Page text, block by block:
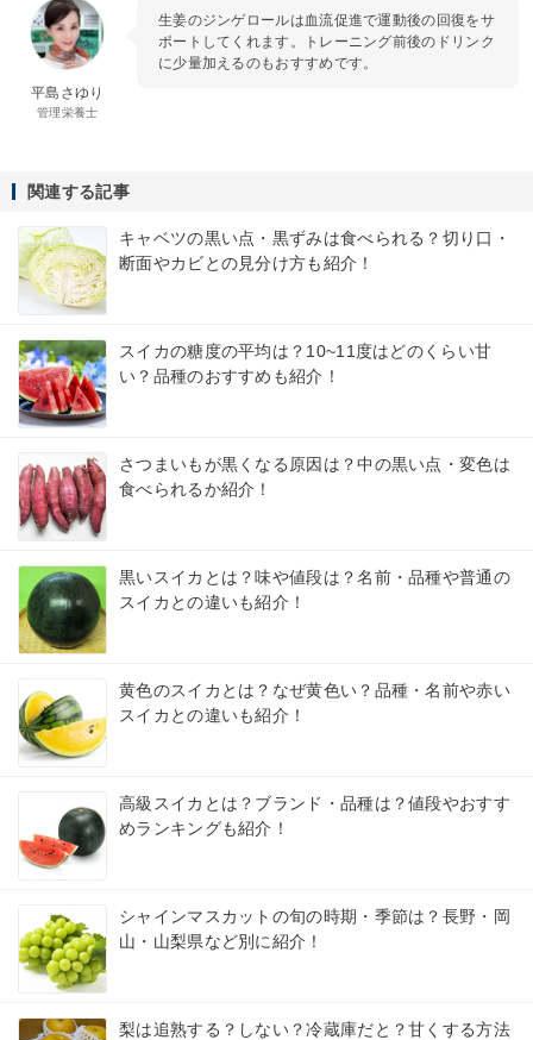
平島さゆり
管理栄養士
生姜のジンゲロールは血流促進で運動後の回復をサ
ポートしてくれます。トレーニング前後のドリンク
に少量加えるのもおすすめです。
関連する記事
キャベツの黒い点・黒ずみは食べられる？切り口・
断面やカビとの見分け方も紹介！
スイカの糖度の平均は？10~11度はどのくらい甘
い？品種のおすすめも紹介！
さつまいもが黒くなる原因は？中の黒い点・変色は
食べられるか紹介！
黒いスイカとは？味や値段は？名前・品種や普通の
スイカとの違いも紹介！
黄色のスイカとは？なぜ黄色い？品種・名前や赤い
スイカとの違いも紹介！
高級スイカとは？ブランド・品種は？値段やおすす
めランキングも紹介！
シャインマスカットの旬の時期・季節は？長野・岡
山・山梨県など別に紹介！
梨は追熟する？しない？冷蔵庫だと？甘くする方法